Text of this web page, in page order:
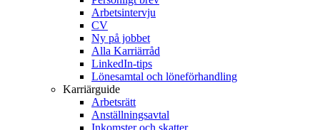
Arbetsintervju
CV
Ny på jobbet
Alla Karriärråd
LinkedIn-tips
Lönesamtal och löneförhandling
Karriärguide
Arbetsrätt
Anställningsavtal
Inkomster och skatter